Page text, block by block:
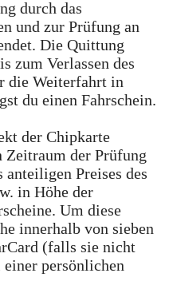
durch das
und zur Prüfung an
Die Quittung
zum Verlassen des
die Weiterfahrt in
du einen Fahrschein.
der Chipkarte
der Prüfung
Preises des
in Höhe der
Um diese
innerhalb von sieben
(falls sie nicht
persönlichen